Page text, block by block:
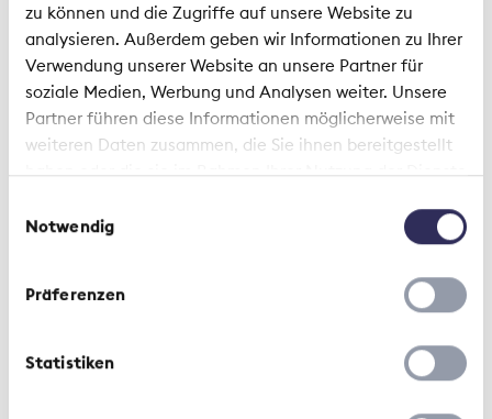
zu können und die Zugriffe auf unsere Website zu
analysieren. Außerdem geben wir Informationen zu Ihrer
Verwendung unserer Website an unsere Partner für
soziale Medien, Werbung und Analysen weiter. Unsere
Partner führen diese Informationen möglicherweise mit
weiteren Daten zusammen, die Sie ihnen bereitgestellt
haben oder die sie im Rahmen Ihrer Nutzung der Dienste
Notwendig
Präferenzen
Statistiken
1901_JMK_Rede_Raaflaub_DE.pdf
Size:
244.63 KB
Type:
PDF
Created:
2019-01-31